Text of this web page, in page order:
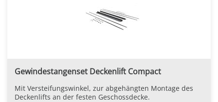
Gewindestangenset Deckenlift Compact
Mit Versteifungswinkel, zur abgehängten Montage des
Deckenlifts an der festen Geschossdecke.